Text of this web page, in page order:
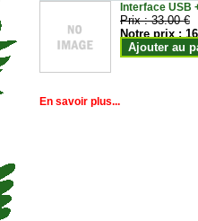
Interface USB
Prix :33.00 €
Notre prix :
Ajouter au
En savoir plus...